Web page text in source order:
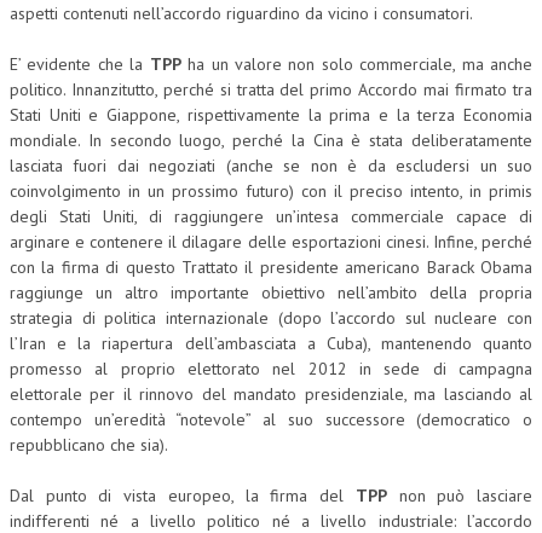
CRIMINOLOGIA E CRIMINALISTICA
SICUREZZA SUL LAVORO
FISCO
DIRITTO TRIBUTARIO
FISCALITÀ INTERNAZIONALE
TAX RISK MANAGEMENT
CRIMINOLOGIA TRIBUTARIA
CFC E PARADISI FISCALI
TRANSFER PRICING
PRASSI
aspetti contenuti nell’accordo riguardino da vicino i consumatori.
E’ evidente che la TPPha un valore non solo commerciale, ma anche
politico. Innanzitutto, perché si tratta del primo Accordo mai firmato tra
Stati Uniti e Giappone, rispettivamente la prima e la terza Economia
mondiale. In secondo luogo, perché la Cina è stata deliberatamente
lasciata fuori dai negoziati (anche se non è da escludersi un suo
coinvolgimento in un prossimo futuro) con il preciso intento, in primis
degli Stati Uniti, di raggiungere un’intesa commerciale capace di
arginare e contenere il dilagare delle esportazioni cinesi. Infine, perché
con la firma di questo Trattato il presidente americano Barack Obama
raggiunge un altro importante obiettivo nell’ambito della propria
strategia di politica internazionale (dopo l’accordo sul nucleare con
l’Iran e la riapertura dell’ambasciata a Cuba), mantenendo quanto
promesso al proprio elettorato nel 2012 in sede di campagna
elettorale per il rinnovo del mandato presidenziale, ma lasciando al
contempo un’eredità “notevole” al suo successore (democratico o
repubblicano che sia).
Dal punto di vista europeo, la firma del TPPnon può lasciare
indifferenti né a livello politico né a livello industriale: l’accordo